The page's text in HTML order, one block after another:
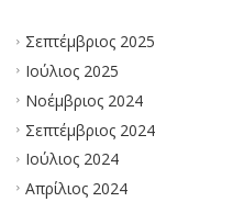
Σεπτέμβριος 2025
Ιούλιος 2025
Νοέμβριος 2024
Σεπτέμβριος 2024
Ιούλιος 2024
Απρίλιος 2024